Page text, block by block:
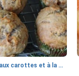
Muffins géants aux carottes et à la banane de Nif